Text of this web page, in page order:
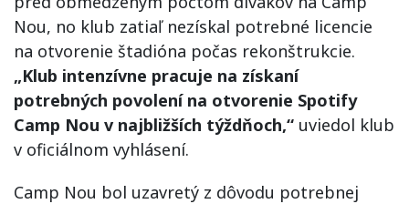
Nou, no klub zatiaľ nezískal potrebné licencie
na otvorenie štadióna počas rekonštrukcie.
„Klub intenzívne pracuje na získaní
potrebných povolení na otvorenie Spotify
Camp Nou v najbližších týždňoch,“ uviedol klub
v oficiálnom vyhlásení.
Camp Nou bol uzavretý z dôvodu potrebnej